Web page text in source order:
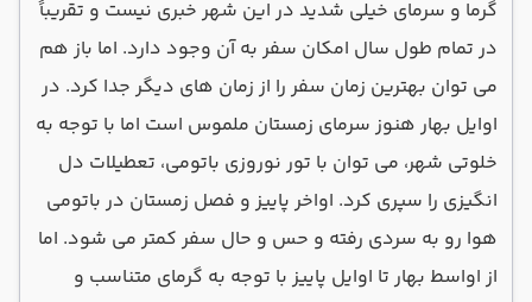
گرما و سرمای خیلی شدید در این شهر خبری نیست و تقریباً
در تمام طول سال امکان سفر به آن وجود دارد. اما باز هم
می توان بهترین زمان سفر را از زمان های دیگر جدا کرد. در
اوایل بهار هنوز سرمای زمستان ملموس است اما با توجه به
خلوتی شهر، می توان با تور نوروزی باتومی، تعطیلات دل
انگیزی را سپری کرد. اواخر پاییز و فصل زمستان در باتومی
هوا رو به سردی رفته و حس و حال سفر کمتر می شود. اما
از اواسط بهار تا اوایل پاییز با توجه به گرمای متناسب و